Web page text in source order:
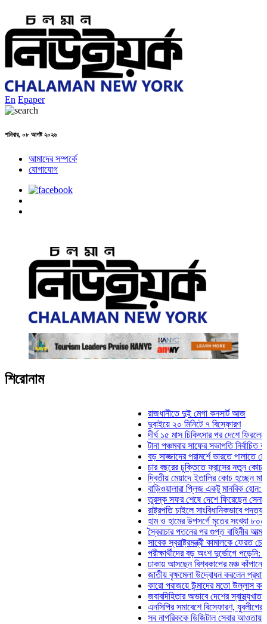
En Epaper
শনিবার, ০৮ আগষ্ট ২০২৬
আমাদের সম্পর্কে
যোগাযোগ
শিরোনাম
রাজধানীতে দুই মেগা কনসার্ট আজ
দুবাইয়ে ২০ মিনিটে ৭ বিস্ফোরণ
দীর্ঘ ১৫ মাস চিকিৎসার পর দেশে ফিরলেন
টানা পঞ্চমবার সাফের সভাপতি নির্বাচিত কাজী
বড় সাজ্জাদের পরামর্শে ভারতে পালাতে
চার বছরের চুক্তিতে ফ্রান্সের নতুন কোচ জিদান
দ্বিতীয় মেয়াদে ইতালির কোচ হচ্ছেন মানচিনি
বাড়িওয়ালারা প্লিজ একটু মানবিক হোন: মনিরা
তুরস্ক সফর শেষে দেশে ফিরেছেন সেনাপ্রধান
রাষ্ট্রপতি চাইলে সাংবিধানিকভাবে পদত্যাগ করতে
হাম ও হামের উপসর্গে মৃতের সংখ্যা ৮০০ ছাড়াল
স্বৈরাচার পতনের পর গুপ্ত বাহিনীর আত্মপ্রকাশ:
সাবেক স্বরাষ্ট্রমন্ত্রী কামালকে ফেরত চেয়ে
পরীক্ষার্থীদের বড় অংশ দুর্ভোগে পড়েনি: ড.
ঢাকায় আসছেন বিশ্বকাপের মঞ্চ কাঁপানো সেই
জাতীয় বৃক্ষমেলা উদ্বোধন করলেন প্রধানমন্ত্রী
কারো পরাজয়ে উন্মাদের মতো উল্লাস করতে হয়
জবাবদিহিতার অভাবে দেশের স্বাস্থ্যখাত নানা
এনসিপির সমাবেশে বিস্ফোরণ, যুবলীগের দুই
সব নাগরিককে ডিজিটাল সেবার আওতায় আনতে